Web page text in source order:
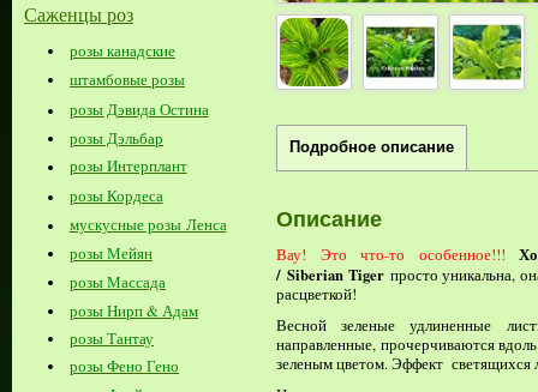
Саженцы роз
розы канадские
штамбовые розы
розы Дэвида Остина
розы Дэльбар
розы Интерплант
розы Кордеса
мускусные розы Ленса
розы Мейян
розы Массада
розы Нирп & Адам
розы Тантау
розы Фено Гено
Подробное описание
Описание
Вау! Это что-то особенное!!!
/ Siberian Tigerпросто уникальна,
расцветкой!
Весной зеленые удлиненные
направленные, прочерчиваются
зеленым цветом. Эффект